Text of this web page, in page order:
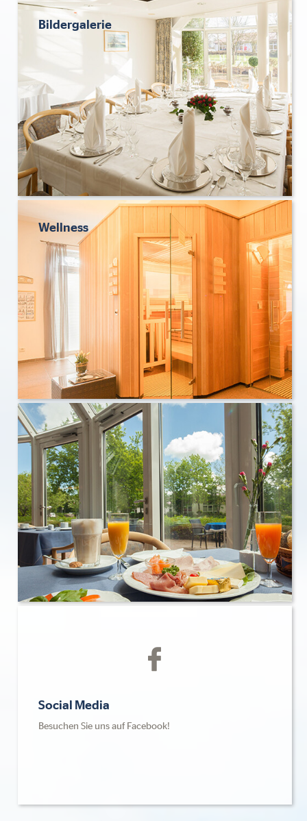
Bildergalerie
Wellness
Social Media
Besuchen Sie uns auf Facebook!